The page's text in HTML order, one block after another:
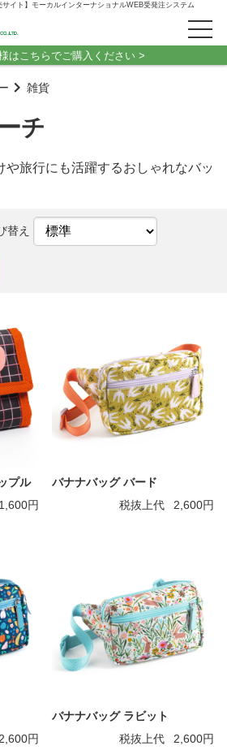
サイト】モーカルインターナショナルWEB受発注システム
はこちらでご購入ください >
雑貨
チ
や旅行にも活躍するおしゃれなバッ
替え
プル
1,600円
バナナバッグ バード
税抜上代
2,600円
2,600円
バナナバッグ ラビット
税抜上代
2,600円